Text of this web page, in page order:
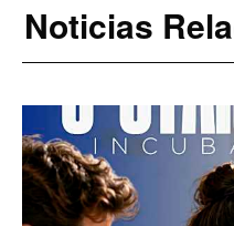
Noticias